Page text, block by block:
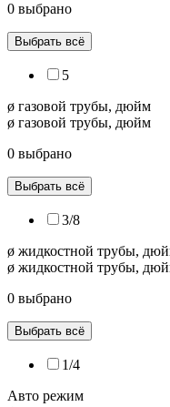
0 выбрано
Выбрать всё
5
ø газовой трубы, дюйм
ø газовой трубы, дюйм
0 выбрано
Выбрать всё
3/8
ø жидкостной трубы,
ø жидкостной трубы,
0 выбрано
Выбрать всё
1/4
Авто режим